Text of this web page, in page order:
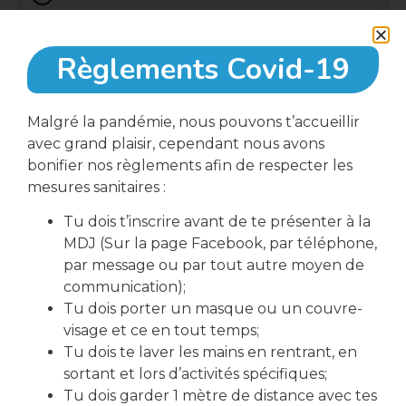
télécharger le formulaire d'inscription
Partager cet événement
Règlements Covid-19
Malgré la pandémie, nous pouvons t’accueillir
avec grand plaisir, cependant nous avons
bonifier nos règlements afin de respecter les
mesures sanitaires :
Tu dois t’inscrire avant de te présenter à la
MDJ (Sur la page Facebook, par téléphone,
par message ou par tout autre moyen de
communication);
Tu dois porter un masque ou un couvre-
visage et ce en tout temps;
Tu dois te laver les mains en rentrant, en
sortant et lors d’activités spécifiques;
Tu dois garder 1 mètre de distance avec tes